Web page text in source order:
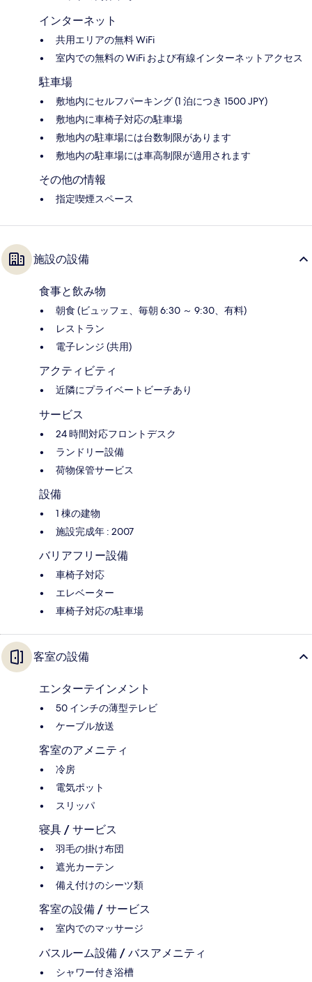
インターネット
共用エリアの無料 WiFi
室内での無料の WiFi および有線インターネットアクセス
駐車場
敷地内にセルフパーキング (1 泊につき 1500 JPY)
敷地内に車椅子対応の駐車場
敷地内の駐車場には台数制限があります
敷地内の駐車場には車高制限が適用されます
その他の情報
指定喫煙スペース
施設の設備
食事と飲み物
朝食 (ビュッフェ、毎朝 6:30 ～ 9:30、有料)
レストラン
電子レンジ (共用)
アクティビティ
近隣にプライベートビーチあり
サービス
24 時間対応フロントデスク
ランドリー設備
荷物保管サービス
設備
1 棟の建物
施設完成年 : 2007
バリアフリー設備
車椅子対応
エレベーター
車椅子対応の駐車場
客室の設備
エンターテインメント
50 インチの薄型テレビ
ケーブル放送
客室のアメニティ
冷房
電気ポット
スリッパ
寝具 / サービス
羽毛の掛け布団
遮光カーテン
備え付けのシーツ類
客室の設備 / サービス
室内でのマッサージ
バスルーム設備 / バスアメニティ
シャワー付き浴槽